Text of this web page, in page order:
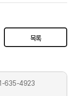
목록
635-4923